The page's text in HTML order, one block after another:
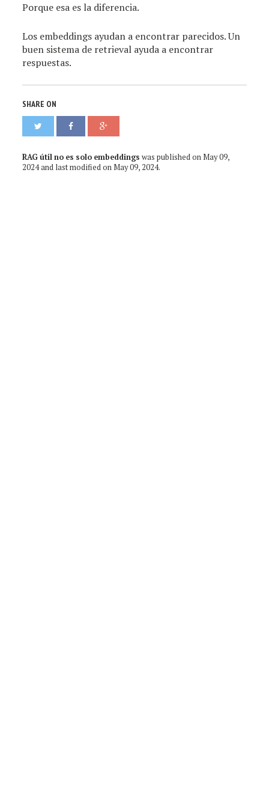
Porque esa es la diferencia.
Los embeddings ayudan a encontrar parecidos. Un
buen sistema de retrieval ayuda a encontrar
respuestas.
SHARE ON
RAG útil no es solo embeddings was published on May 09,
2024and last modified on May 09, 2024.